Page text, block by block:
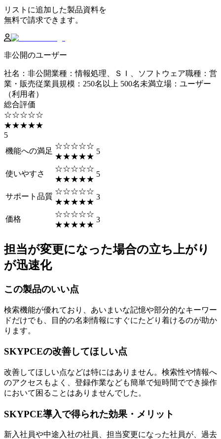
リストに追加した製品資料を
無料で請求できます。
非公開のユーザー
社名 ： 非公開業種 ：情報処理、ＳＩ、ソフトウェア職種 ： 営
業・販売従業員規模 ： 250名以上 500名未満立場 ： ユーザー
（利用者）
総合評価
☆☆☆☆☆
★★★★★
5
機能への満足
☆☆☆☆☆
★★★★★
5
使いやすさ
☆☆☆☆☆
★★★★★
5
サポート品質
☆☆☆☆☆
★★★★★
3
価格
☆☆☆☆☆
★★★★★
3
担当が変更になった場合の立ち上がり
が迅速化
この製品のいい点
検索機能が優れており、あいまいな記憶や部分的なキーワー
ドだけでも、目的の名刺情報にすぐにたどり着けるのが助か
ります。
SKYPCEの改善してほしい点
改善してほしい点などは特にはありません。検索性や情報へ
のアクセスもよく、登録作業なども簡単で短時間ででき操作
において困ることはありませんでした。
SKYPCE導入で得られた効果・メリット
新入社員や中途入社の社員、担当変更になった社員が、過去